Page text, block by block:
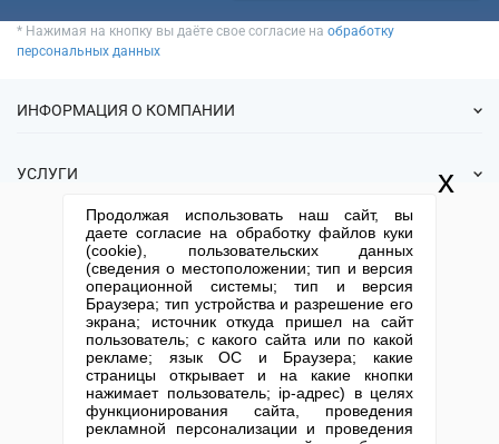
* Нажимая на кнопку вы даёте свое согласие на обработку
персональных данных
ИНФОРМАЦИЯ О КОМПАНИИ
О нас
Спецпредложения
УСЛУГИ
Готовые фирмы
Продажа фирм
Регистрация
Ликвидация
Регистрация изменений
Юридические адреса
Открытие юр. лица
КОНТАКТНАЯ ИНФОРМАЦИЯ
+7 (495) 740-38-07
(По Москве)
mail@1-urist.ru
Спросить у юриста
Москва, ул. Сущевский вал,
дом 5, стр. 3
Письмо директору
Продолжая использовать наш сайт, вы
даете согласие на обработку файлов куки
(cookie), пользовательских данных
(сведения о местоположении; тип и версия
операционной системы; тип и версия
Браузера; тип устройства и разрешение его
экрана; источник откуда пришел на сайт
пользователь; с какого сайта или по какой
рекламе; язык ОС и Браузера; какие
страницы открывает и на какие кнопки
нажимает пользователь; ip-адрес) в целях
функционирования сайта, проведения
рекламной персонализации и проведения
x